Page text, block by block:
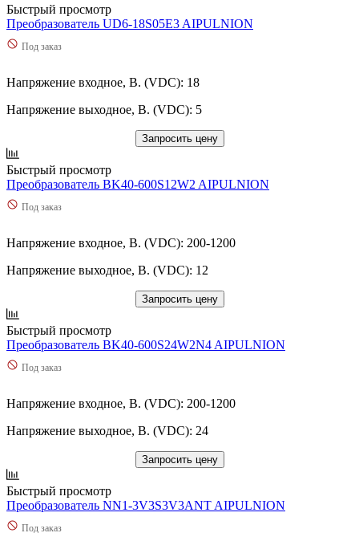
Быстрый просмотр
Преобразователь UD6-18S05E3 AIPULNION
Под заказ
Напряжение входное, В. (VDC): 18
Напряжение выходное, В. (VDC): 5
Запросить цену
Быстрый просмотр
Преобразователь BK40-600S12W2 AIPULNION
Под заказ
Напряжение входное, В. (VDC): 200-1200
Напряжение выходное, В. (VDC): 12
Запросить цену
Быстрый просмотр
Преобразователь BK40-600S24W2N4 AIPULNION
Под заказ
Напряжение входное, В. (VDC): 200-1200
Напряжение выходное, В. (VDC): 24
Запросить цену
Быстрый просмотр
Преобразователь NN1-3V3S3V3ANT AIPULNION
Под заказ